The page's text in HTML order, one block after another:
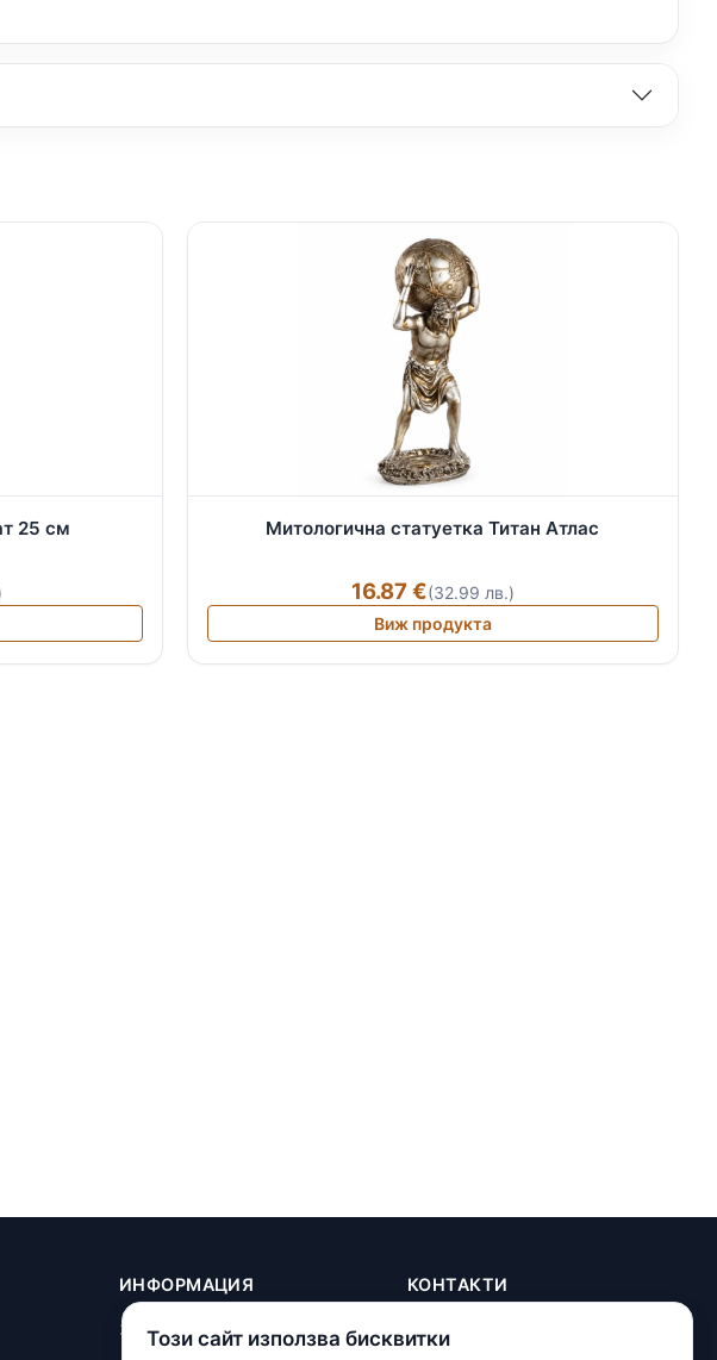
25 см Митологична статуетка Титан Атлас
16.87 €(32.99 лв.)
Виж продукта
ИНФОРМАЦИЯ
За нас
КОНТАКТИ
Този сайт използва бисквитки